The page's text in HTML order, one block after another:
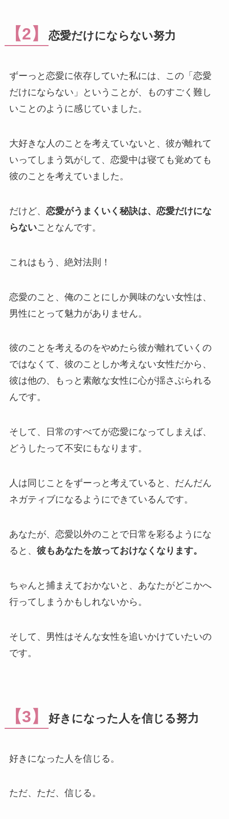
【2】 恋愛だけにならない努力
ずーっと恋愛に依存していた私には、この「恋愛
だけにならない」ということが、ものすごく難し
いことのように感じていました。
大好きな人のことを考えていないと、彼が離れて
いってしまう気がして、恋愛中は寝ても覚めても
彼のことを考えていました。
だけど、 恋愛がうまくいく秘訣は、恋愛だけにな
らないことなんです。
これはもう、絶対法則！
恋愛のこと、俺のことにしか興味のない女性は、
男性にとって魅力がありません。
彼のことを考えるのをやめたら彼が離れていくの
ではなくて、彼のことしか考えない女性だから、
彼は他の、もっと素敵な女性に心が揺さぶられる
んです。
そして、日常のすべてが恋愛になってしまえば、
どうしたって不安にもなります。
人は同じことをずーっと考えていると、だんだん
ネガティブになるようにできているんです。
あなたが、恋愛以外のことで日常を彩るようにな
ると、 彼もあなたを放っておけなくなります。
ちゃんと捕まえておかないと、あなたがどこかへ
行ってしまうかもしれないから。
そして、男性はそんな女性を追いかけていたいの
です。
【3】 好きになった人を信じる努力
好きになった人を信じる。
ただ、ただ、信じる。